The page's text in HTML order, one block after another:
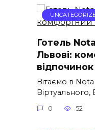
Готель
Львові:
відпочинок
Вітаємо в
0 52